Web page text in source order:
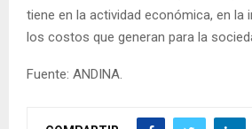
tiene en la actividad económica, en la
los costos que generan para la
Fuente: ANDINA.